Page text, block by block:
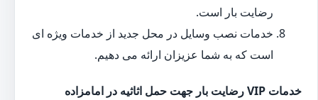
رضایت بار است.
خدمات نصب وسایل در محل جدید از خدمات ویژه ای
است که به شما عزیزان ارائه می دهیم.
خدمات VIP رضایت بار جهت حمل اثاثیه در امامزاده